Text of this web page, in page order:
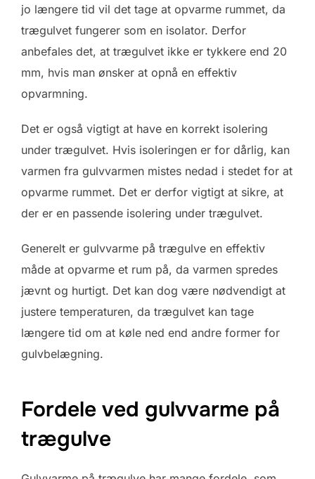
jo længere tid vil det tage at opvarme rummet, da
trægulvet fungerer som en isolator. Derfor
anbefales det, at trægulvet ikke er tykkere end 20
mm, hvis man ønsker at opnå en effektiv
opvarmning.
Det er også vigtigt at have en korrekt isolering
under trægulvet. Hvis isoleringen er for dårlig, kan
varmen fra gulvvarmen mistes nedad i stedet for at
opvarme rummet. Det er derfor vigtigt at sikre, at
der er en passende isolering under trægulvet.
Generelt er gulvvarme på trægulve en effektiv
måde at opvarme et rum på, da varmen spredes
jævnt og hurtigt. Det kan dog være nødvendigt at
justere temperaturen, da trægulvet kan tage
længere tid om at køle ned end andre former for
gulvbelægning.
Fordele ved gulvvarme på
trægulve